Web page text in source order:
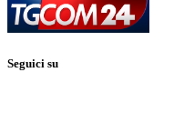
Seguici su